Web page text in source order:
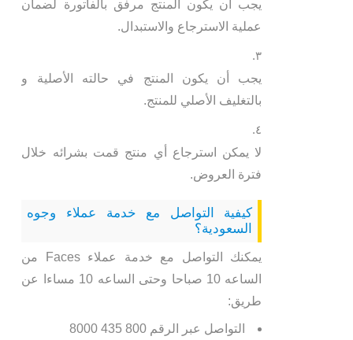
يجب أن يكون المنتج مرفق بالفاتورة لضمان
عملية الاسترجاع والاستبدال.
يجب أن يكون المنتج في حالته الأصلية و
بالتغليف الأصلي للمنتج.
لا يمكن استرجاع أي منتج قمت بشرائه خلال
فترة العروض.
كيفية التواصل مع خدمة عملاء وجوه
السعودية؟
يمكنك التواصل مع خدمة عملاء Faces من
الساعه 10 صباحا وحتى الساعه 10 مساءا عن
طريق:
التواصل عبر الرقم 800 435 8000